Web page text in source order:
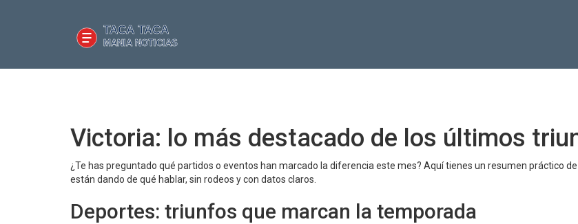
Victoria: lo más destacado de los últimos
¿Te has preguntado qué partidos o eventos han marcado la diferencia este mes? Aquí tienes un resumen práctico
están dando de qué hablar, sin rodeos y con datos claros.
Deportes: triunfos que marcan la temporada